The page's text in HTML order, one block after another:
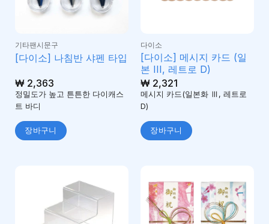
기타팬시문구
[다이소] 나침반 샤펜 타입
₩2,363
정밀도가 높고 튼튼한 다이캐스
트 바디
장바구니
다이소
[다이소] 메시지 카드 (일
본 III, 레트로 D)
₩2,321
메시지 카드(일본화 Ⅲ, 레트로
D)
장바구니